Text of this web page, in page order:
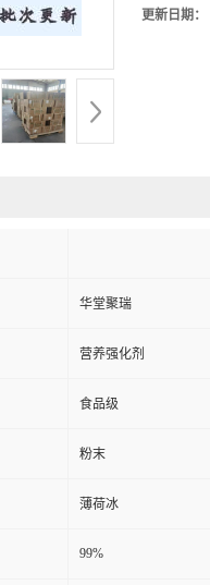
更新日期：
华堂聚瑞
营养强化剂
食品级
粉末
薄荷冰
99%